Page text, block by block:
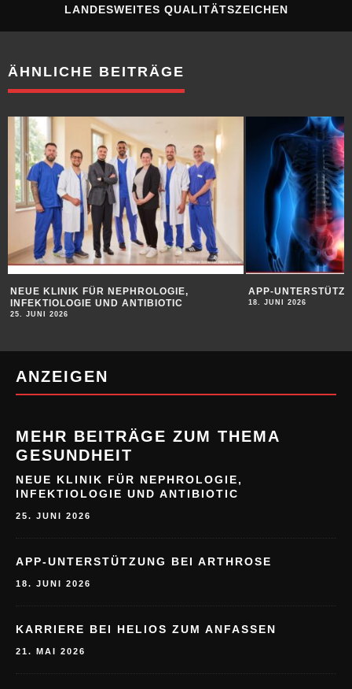
LANDESWEITES QUALITÄTSZEICHEN
ÄHNLICHE BEITRÄGE
NEUE KLINIK FÜR NEPHROLOGIE,
INFEKTIOLOGIE UND ANTIBIOTIC
25. JUNI 2026
APP-
18. JUNI 2026
ANZEIGEN
MEHR BEITRÄGE ZUM THEMA
GESUNDHEIT
NEUE KLINIK FÜR NEPHROLOGIE,
INFEKTIOLOGIE UND ANTIBIOTIC
25. JUNI 2026
APP-UNTERSTÜTZUNG BEI ARTHROSE
18. JUNI 2026
KARRIERE BEI HELIOS ZUM ANFASSEN
21. MAI 2026